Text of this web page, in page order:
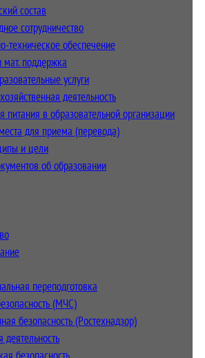
состав
сотрудничество
техническое обеспечение
мат. поддержка
услуги
деятельность
питания в образовательной организации
для приема (перевода)
и цели
об образовании
переподготовка
(МЧС)
безопасность (Ростехнадзор)
деятельность